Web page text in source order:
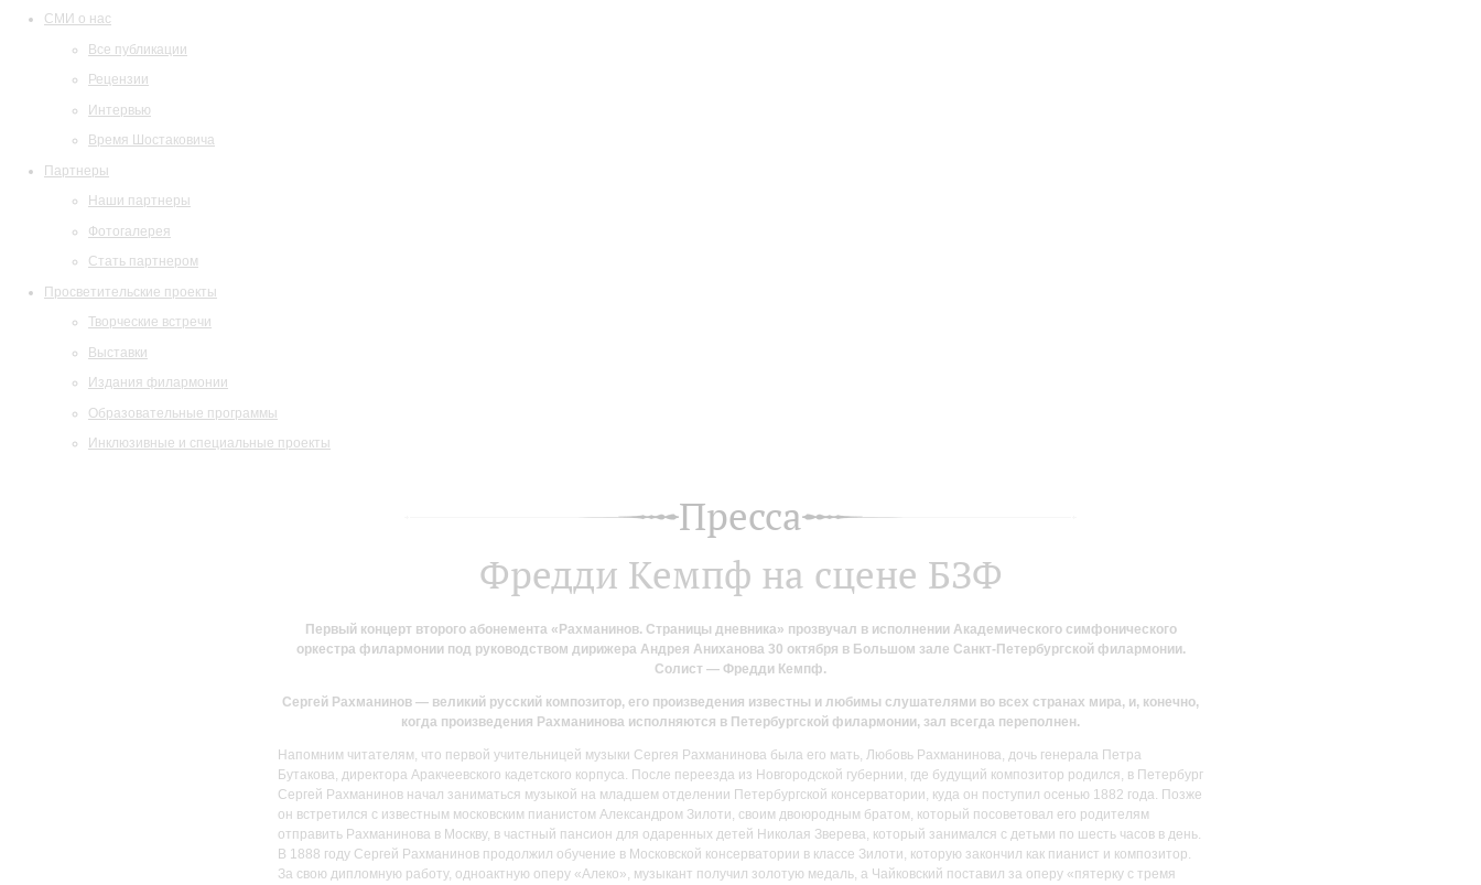
СМИ о нас
Все публикации
Рецензии
Интервью
Время Шостаковича
Партнеры
Наши партнеры
Фотогалерея
Стать партнером
Просветительские проекты
Творческие встречи
Выставки
Издания филармонии
Образовательные программы
Инклюзивные и специальные проекты
Пресса
Фредди Кемпф на сцене БЗФ
Первый концерт второго абонемента «Рахманинов. Страницы дневника» прозвучал в исполнении Академического симфонического
оркестра филармонии под руководством дирижера Андрея Аниханова 30 октября в Большом зале Санкт-Петербургской филармонии.
Солист — Фредди Кемпф.
Сергей Рахманинов — великий русский композитор, его произведения известны и любимы слушателями во всех странах мира, и, конечно,
когда произведения Рахманинова исполняются в Петербургской филармонии, зал всегда переполнен.
Напомним читателям, что первой учительницей музыки Сергея Рахманинова была его мать, Любовь Рахманинова, дочь генерала Петра
Бутакова, директора Аракчеевского кадетского корпуса. После переезда из Новгородской губернии, где будущий композитор родился, в Петербург
Сергей Рахманинов начал заниматься музыкой на младшем отделении Петербургской консерватории, куда он поступил осенью 1882 года. Позже
он встретился с известным московским пианистом Александром Зилоти, своим двоюродным братом, который посоветовал его родителям
отправить Рахманинова в Москву, в частный пансион для одаренных детей Николая Зверева, который занимался с детьми по шесть часов в день.
В 1888 году Сергей Рахманинов продолжил обучение в Московской консерватории в классе Зилоти, которую закончил как пианист и композитор.
За свою дипломную работу, одноактную оперу «Алеко», музыкант получил золотую медаль, а Чайковский поставил за оперу «пятерку с тремя